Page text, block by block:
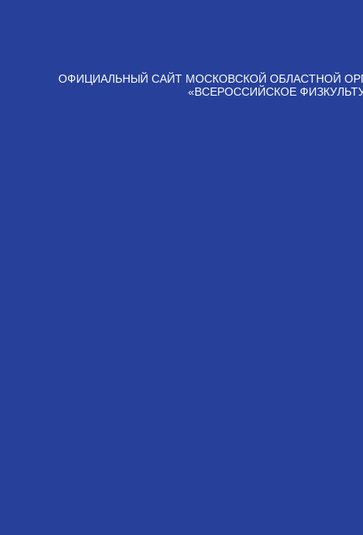
ОФИЦИАЛЬНЫЙ САЙТ МОСКОВСКОЙ ОБЛАСТНОЙ
«ВСЕРОССИЙСКОЕ